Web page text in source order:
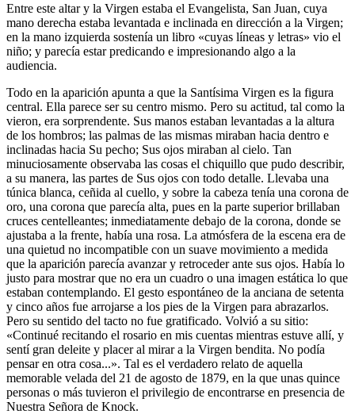
Entre este altar y la Virgen estaba el Evangelista, San Juan, cuya
mano derecha estaba levantada e inclinada en dirección a la Virgen;
en la mano izquierda sostenía un libro «cuyas líneas y letras» vio el
niño; y parecía estar predicando e impresionando algo a la
audiencia.
Todo en la aparición apunta a que la Santísima Virgen es la figura
central. Ella parece ser su centro mismo. Pero su actitud, tal como la
vieron, era sorprendente. Sus manos estaban levantadas a la altura
de los hombros; las palmas de las mismas miraban hacia dentro e
inclinadas hacia Su pecho; Sus ojos miraban al cielo. Tan
minuciosamente observaba las cosas el chiquillo que pudo describir,
a su manera, las partes de Sus ojos con todo detalle. Llevaba una
túnica blanca, ceñida al cuello, y sobre la cabeza tenía una corona de
oro, una corona que parecía alta, pues en la parte superior brillaban
cruces centelleantes; inmediatamente debajo de la corona, donde se
ajustaba a la frente, había una rosa. La atmósfera de la escena era de
una quietud no incompatible con un suave movimiento a medida
que la aparición parecía avanzar y retroceder ante sus ojos. Había lo
justo para mostrar que no era un cuadro o una imagen estática lo que
estaban contemplando. El gesto espontáneo de la anciana de setenta
y cinco años fue arrojarse a los pies de la Virgen para abrazarlos.
Pero su sentido del tacto no fue gratificado. Volvió a su sitio:
«Continué recitando el rosario en mis cuentas mientras estuve allí, y
sentí gran deleite y placer al mirar a la Virgen bendita. No podía
pensar en otra cosa...». Tal es el verdadero relato de aquella
memorable velada del 21 de agosto de 1879, en la que unas quince
personas o más tuvieron el privilegio de encontrarse en presencia de
Nuestra Señora de Knock.